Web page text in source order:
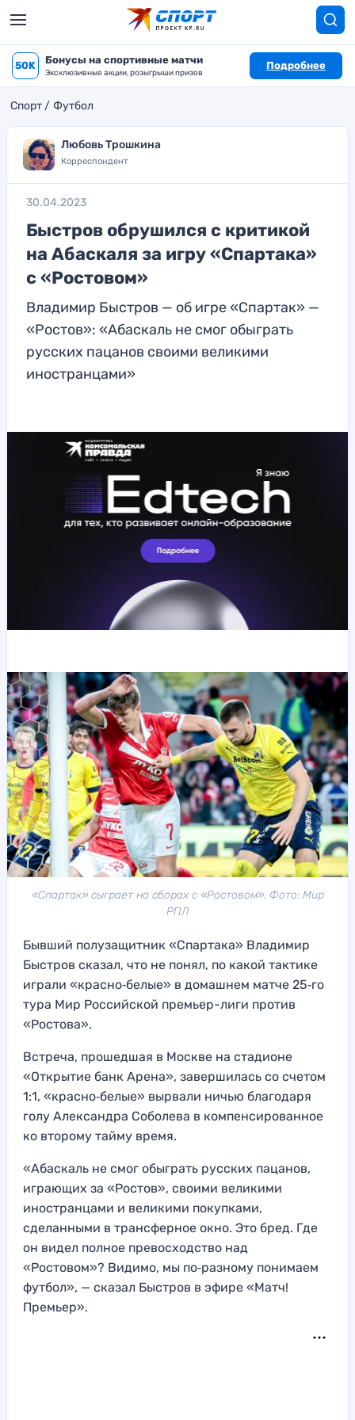
50K Бонусы на спортивные матчи
Эксклюзивные акции, розыгрыши призов
Подробнее
Спорт Футбол
Любовь Трошкина
Корреспондент
30.04.2023
Быстров обрушился с критикой
на Абаскаля за игру «Спартака»
с «Ростовом»
Владимир Быстров — об игре «Спартак» —
«Ростов»: «Абаскаль не смог обыграть
русских пацанов своими великими
иностранцами»
«Спартак» сыграет на сборах с «Ростовом». Фото: Мир
РПЛ
Бывший полузащитник «Спартака» Владимир
Быстров сказал, что не понял, по какой тактике
играли «красно‑белые» в домашнем матче 25‑го
тура Мир Российской премьер-лиги против
«Ростова».
Встреча, прошедшая в Москве на стадионе
«Открытие банк Арена», завершилась со счетом
1:1, «красно‑белые» вырвали ничью благодаря
голу Александра Соболева в компенсированное
ко второму тайму время.
«Абаскаль не смог обыграть русских пацанов,
играющих за «Ростов», своими великими
иностранцами и великими покупками,
сделанными в трансферное окно. Это бред. Где
он видел полное превосходство над
«Ростовом»? Видимо, мы по‑разному понимаем
футбол», — сказал Быстров в эфире «Матч!
Премьер».